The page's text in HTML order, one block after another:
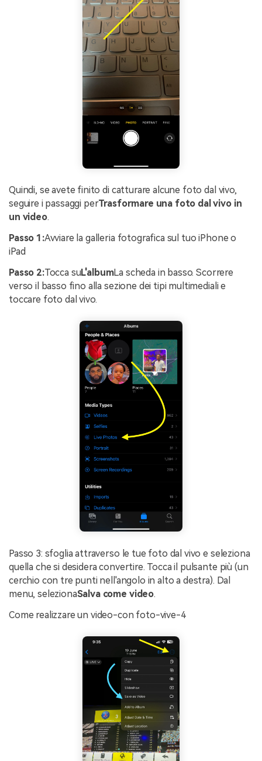
Quindi, se avete finito di catturare alcune foto dal vivo,
seguire i passaggi perTrasformare una foto dal vivo in
un video.
Passo 1:Avviare la galleria fotografica sul tuo iPhone o
iPad
Passo 2:Tocca suL'albumLa scheda in basso. Scorrere
verso il basso fino alla sezione dei tipi multimediali e
toccare foto dal vivo.
Passo 3: sfoglia attraverso le tue foto dal vivo e seleziona
quella che si desidera convertire. Tocca il pulsante più (un
cerchio con tre punti nell'angolo in alto a destra). Dal
menu, selezionaSalva come video.
Come realizzare un video-con foto-vive-4